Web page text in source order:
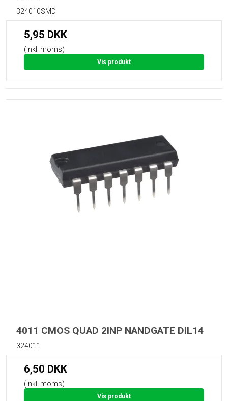
324010SMD
5,95 DKK
(inkl. moms)
Vis produkt
4011 CMOS QUAD 2INP NANDGATE DIL14
324011
6,50 DKK
(inkl. moms)
Vis produkt